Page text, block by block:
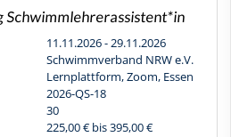
11.11.2026 - 29.11.2026
Schwimmverband NRW e.V.
Lernplattform, Zoom, Essen
2026-QS-18
30
225,00 € bis 395,00 €